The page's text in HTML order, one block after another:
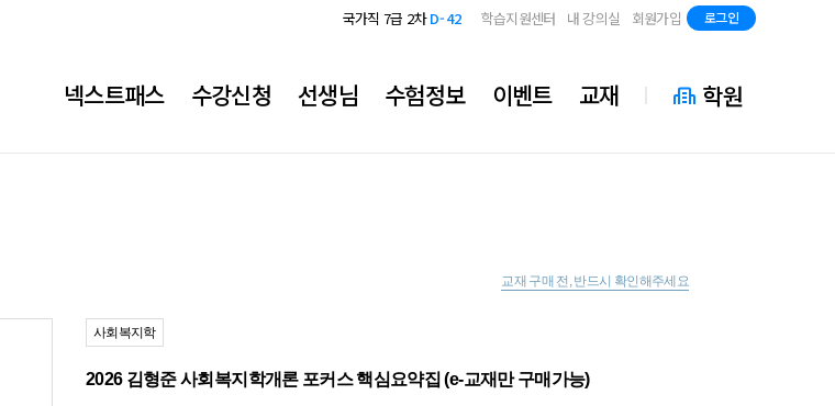
학습지원센터 내 강의실 회원가입 로그인
국가직 7급 2차D-42
지방직 7급
넥스트패스 수강신청 선생님 수험정보 이벤트 교재 학원
교재 구매 전, 반드시 확인해주세요
사회복지학
2026 김형준 사회복지학개론 포커스 핵심요약집 (e-교재만 구매가능)